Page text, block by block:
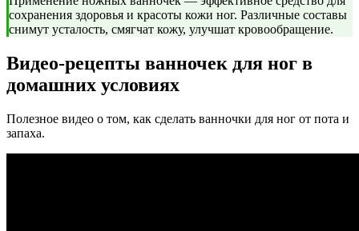
сохранения здоровья и красоты кожи ног. Различные составы
снимут усталость, смягчат кожу, улучшат кровообращение.
Видео-рецепты ванночек для ног в
домашних условиях
Полезное видео о том, как сделать ванночки для ног от пота и
запаха.